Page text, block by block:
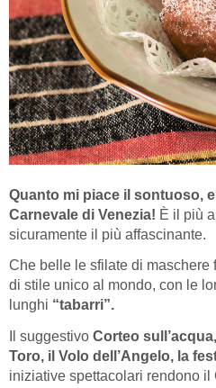
Quanto mi piace il sontuoso,
Carnevale di Venezia! È il più
sicuramente il più affascinante.
Che belle le sfilate di maschere
di stile unico al mondo, con le
lunghi “tabarri”.
Il suggestivo Corteo
Toro, il Volo dell’Angelo, la
iniziative spettacolari rendono